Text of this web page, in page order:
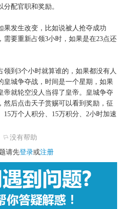
配官职和奖励。
发生改变，比如说被人抢夺成功
需要重新占领3小时，如果是在23点还
到3个小时就算谁的，如果都没有人
皇城争夺战，时间是一个星期，如果
帝就轮空没人当得了皇帝。皇城争夺
然后点击天子赏赐可以看到奖励，征
15万个人积分、15万积分、2小时加速
没有帮助
请先登录或注册